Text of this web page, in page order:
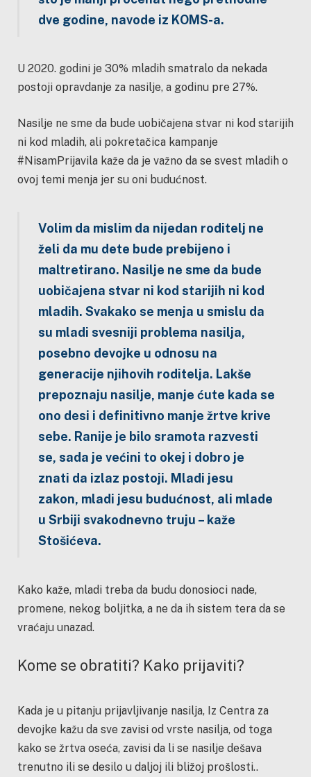
dve godine, navode iz KOMS-a.
U 2020. godini je 30% mladih smatralo da nekada
postoji opravdanje za nasilje, a godinu pre 27%.
Nasilje ne sme da bude uobičajena stvar ni kod starijih
ni kod mladih, ali pokretačica kampanje
#NisamPrijavila kaže da je važno da se svest mladih o
ovoj temi menja jer su oni budućnost.
Volim da mislim da nijedan roditelj ne
želi da mu dete bude prebijeno i
maltretirano. Nasilje ne sme da bude
uobičajena stvar ni kod starijih ni kod
mladih. Svakako se menja u smislu da
su mladi svesniji problema nasilja,
posebno devojke u odnosu na
generacije njihovih roditelja. Lakše
prepoznaju nasilje, manje ćute kada se
ono desi i definitivno manje žrtve krive
sebe. Ranije je bilo sramota razvesti
se, sada je većini to okej i dobro je
znati da izlaz postoji. Mladi jesu
zakon, mladi jesu budućnost, ali mlade
u Srbiji svakodnevno truju – kaže
Stošićeva.
Kako kaže, mladi treba da budu donosioci nade,
promene, nekog boljitka, a ne da ih sistem tera da se
vraćaju unazad.
Kome se obratiti? Kako prijaviti?
Kada je u pitanju prijavljivanje nasilja, Iz Centra za
devojke kažu da sve zavisi od vrste nasilja, od toga
kako se žrtva oseća, zavisi da li se nasilje dešava
trenutno ili se desilo u daljoj ili bližoj prošlosti..